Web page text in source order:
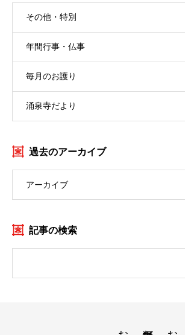
その他・特別
年間行事・仏事
毎月のお護り
涌泉寺だより
過去のアーカイブ
アーカイブ
記事の検索